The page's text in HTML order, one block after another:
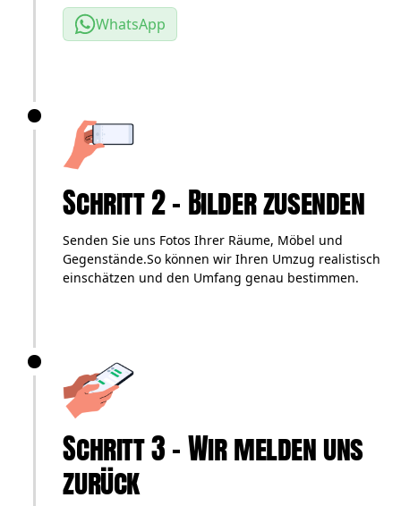
WhatsApp
Schritt 2 – Bilder zusenden
Senden Sie uns Fotos Ihrer Räume, Möbel und
Gegenstände.So können wir Ihren Umzug realistisch
einschätzen und den Umfang genau bestimmen.
Schritt 3 – Wir melden uns
zurück